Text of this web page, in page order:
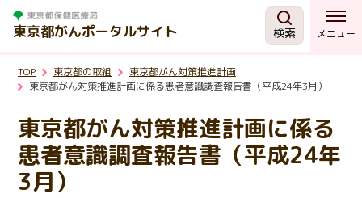
東京都がんポータルサイト 検索 メニュー
がんを知る
予防・検診
相談する
TOP 東京都の取組
東京都がん対策推進計画
東京都がん対策推進計画に係る患者意識調査報告書（平成24年3月）
東京都がん対策推進計画に係る
患者意識調査報告書（平成24年
3月）